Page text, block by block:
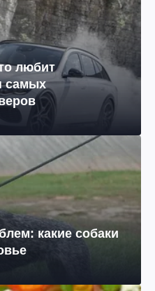
любит
самых
какие собаки